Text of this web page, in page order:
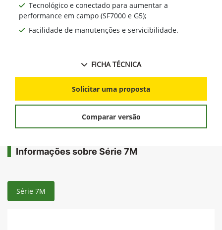
Tecnológico e conectado para aumentar a
performance em campo (SF7000 e G5);
Facilidade de manutenções e servicibilidade.
FICHA TÉCNICA
Solicitar uma proposta
Comparar versão
Informações sobre Série 7M
Série 7M